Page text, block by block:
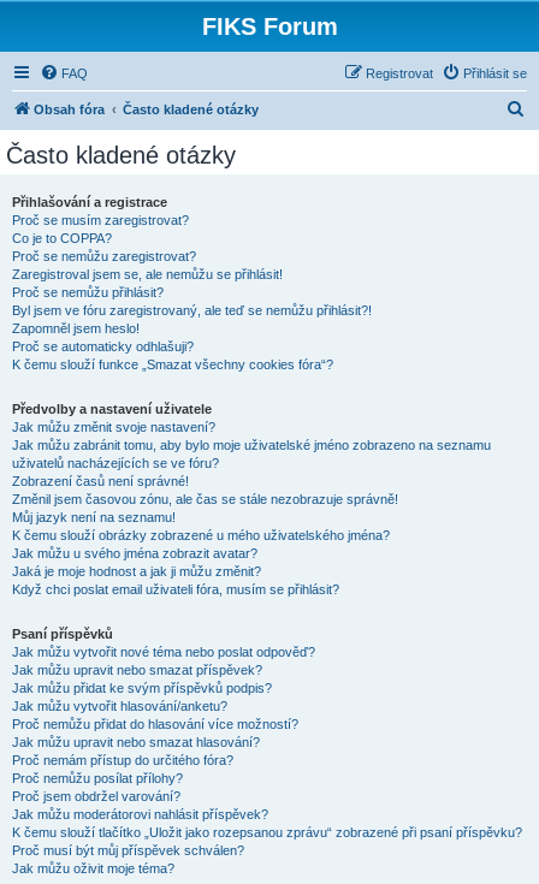
FIKS Forum
FAQ Přihlásit se
Registrovat
Obsah fóra Často kladené otázky
Často kladené otázky
Přihlašování a registrace
Proč se musím zaregistrovat?
Co je to COPPA?
Proč se nemůžu zaregistrovat?
Zaregistroval jsem se, ale nemůžu se přihlásit!
Proč se nemůžu přihlásit?
Byl jsem ve fóru zaregistrovaný, ale teď se nemůžu přihlásit?!
Zapomněl jsem heslo!
Proč se automaticky odhlašuji?
K čemu slouží funkce „Smazat všechny cookies fóra“?
Předvolby a nastavení uživatele
Jak můžu změnit svoje nastavení?
Jak můžu zabránit tomu, aby bylo moje uživatelské jméno zobrazeno na seznamu
uživatelů nacházejících se ve fóru?
Zobrazení časů není správné!
Změnil jsem časovou zónu, ale čas se stále nezobrazuje správně!
Můj jazyk není na seznamu!
K čemu slouží obrázky zobrazené u mého uživatelského jména?
Jak můžu u svého jména zobrazit avatar?
Jaká je moje hodnost a jak ji můžu změnit?
Když chci poslat email uživateli fóra, musím se přihlásit?
Psaní příspěvků
Jak můžu vytvořit nové téma nebo poslat odpověď?
Jak můžu upravit nebo smazat příspěvek?
Jak můžu přidat ke svým příspěvků podpis?
Jak můžu vytvořit hlasování/anketu?
Proč nemůžu přidat do hlasování více možností?
Jak můžu upravit nebo smazat hlasování?
Proč nemám přístup do určitého fóra?
Proč nemůžu posílat přílohy?
Proč jsem obdržel varování?
Jak můžu moderátorovi nahlásit příspěvek?
K čemu slouží tlačítko „Uložit jako rozepsanou zprávu“ zobrazené při psaní příspěvku?
Proč musí být můj příspěvek schválen?
Jak můžu oživit moje téma?